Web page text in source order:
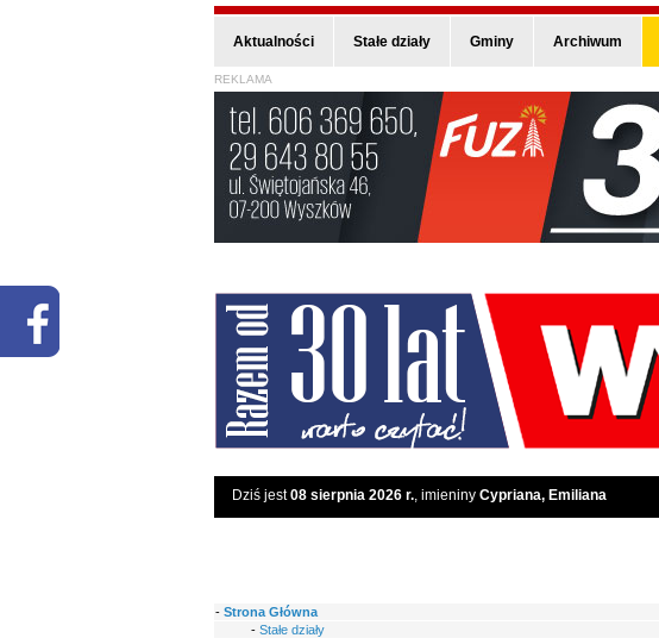
Aktualności Stałe działy Gminy Archiwum
REKLAMA
Dziś jest08 sierpnia 2026 r., imieniny Cypriana, Emiliana
- Strona Główna
- Stałe działy